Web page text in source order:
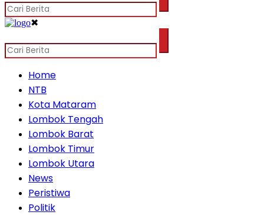
✖
Home
NTB
Kota Mataram
Lombok Tengah
Lombok Barat
Lombok Timur
Lombok Utara
News
Peristiwa
Politik